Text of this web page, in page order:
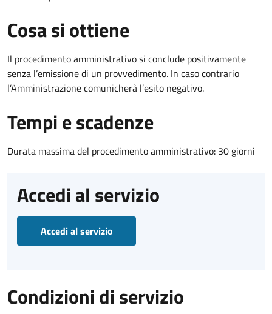
Cosa si ottiene
Il procedimento amministrativo si conclude positivamente
senza l’emissione di un provvedimento. In caso contrario
l’Amministrazione comunicherà l’esito negativo.
Tempi e scadenze
Durata massima del procedimento amministrativo: 30 giorni
Accedi al servizio
Accedi al servizio
Condizioni di servizio